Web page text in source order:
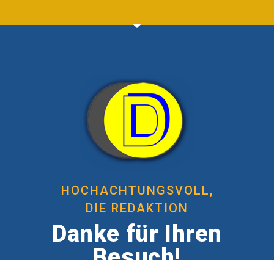
HOCHACHTUNGSVOLL,
DIE REDAKTION
Danke für Ihren